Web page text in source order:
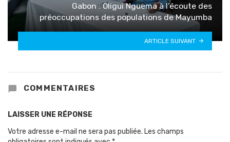
Gabon : Oligui Nguema à l’écoute des
préoccupations des populations de Mayumba
ARTICLE SUIVANT
COMMENTAIRES
LAISSER UNE RÉPONSE
Votre adresse e-mail ne sera pas publiée. Les champs